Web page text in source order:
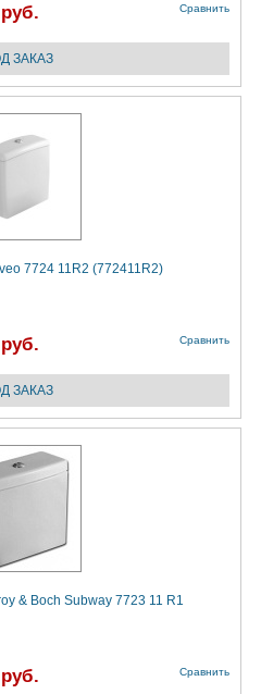
Сравнить
7724 11R2 (772411R2)
Сравнить
& Boch Subway 7723 11 R1
Сравнить